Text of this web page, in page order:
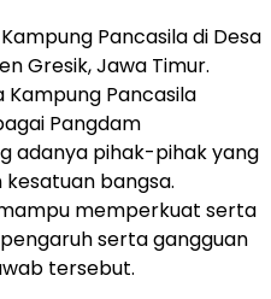
Pancasila di Desa
Gresik, Jawa Timur.
Pancasila
Pangdam
adanya pihak-pihak yang
bangsa.
memperkuat serta
serta gangguan
tersebut.